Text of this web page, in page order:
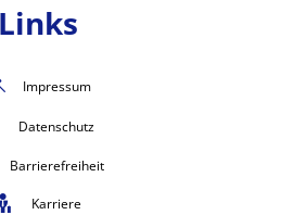
Links
Impressum
Datenschutz
Barrierefreiheit
Karriere